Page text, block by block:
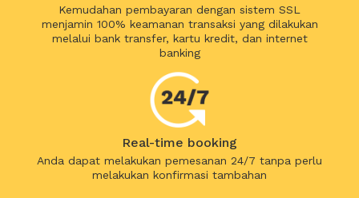
Kemudahan pembayaran dengan sistem SSL
menjamin 100% keamanan transaksi yang dilakukan
melalui bank transfer, kartu kredit, dan internet
banking
Real-time booking
Anda dapat melakukan pemesanan 24/7 tanpa perlu
melakukan konfirmasi tambahan